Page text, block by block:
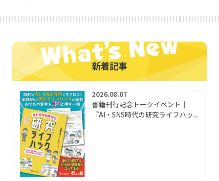
新着記事
2026.08.07
書籍刊行記念トークイベント｜
『AI・SNS時代の研究ライフハッ...